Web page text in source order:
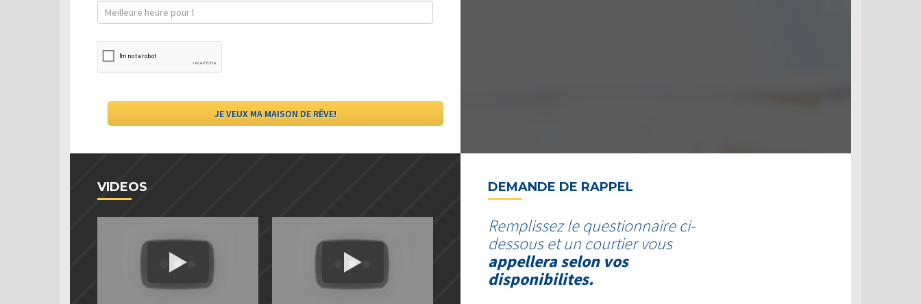
VIDEOS DEMANDE DE RAPPEL
Remplissez le questionnaire ci-
dessous et un courtier vous
appellera selon vos
disponibilites.